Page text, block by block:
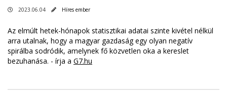
2023.06.04 Híres ember
Az elmúlt hetek-hónapok statisztikai adatai szinte kivétel nélkül
arra utalnak, hogy a magyar gazdaság egy olyan negatív
spirálba sodródik, amelynek fő közvetlen oka a kereslet
bezuhanása. - írja a G7.hu